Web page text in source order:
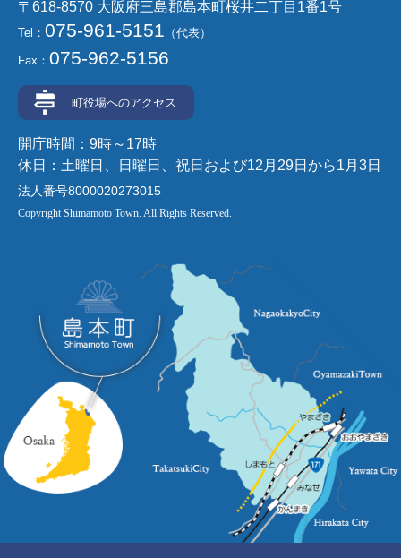
〒618-8570 大阪府三島郡島本町桜井二丁目1番1号
Tel： 075-961-5151 （代表）
Fax： 075-962-5156
町役場へのアクセス
開庁時間：9時～17時
休日：土曜日、日曜日、祝日および12月29日から1月3日
法人番号8000020273015
Copyright Shimamoto Town. All Rights Reserved.